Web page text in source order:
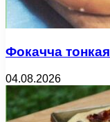
Фокачча тонкая
04.08.2026